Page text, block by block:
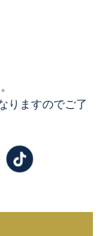
りますのでご了